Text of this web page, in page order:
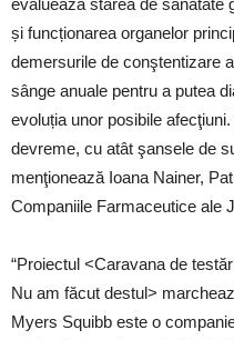
evaluează starea de sănătate
și funcționarea organelor
demersurile de conştentizare
sânge anuale pentru a putea
evoluția unor posibile
devreme, cu atât şansele de
menţionează Ioana Nainer,
Companiile Farmaceutice ale
“Proiectul <Caravana de
Nu am făcut destul>
Myers Squibb este o